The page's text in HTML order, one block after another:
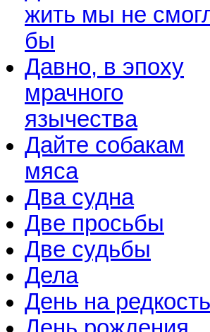
жить мы не
бы
Давно, в эпоху
мрачного
язычества
Дайте собакам
мяса
Два судна
Две просьбы
Две судьбы
Дела
День на редкость